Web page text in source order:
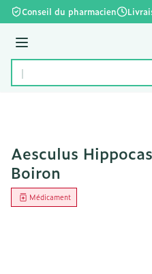
Aller au contenu
Conseil du pharmacien
Menu
Rechercher
Aesculus
Boiron
Médicament